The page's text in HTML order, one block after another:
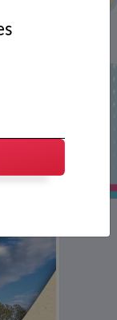
- Semaine